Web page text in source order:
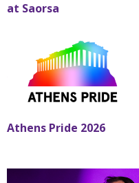
at Saorsa
Athens Pride 2026